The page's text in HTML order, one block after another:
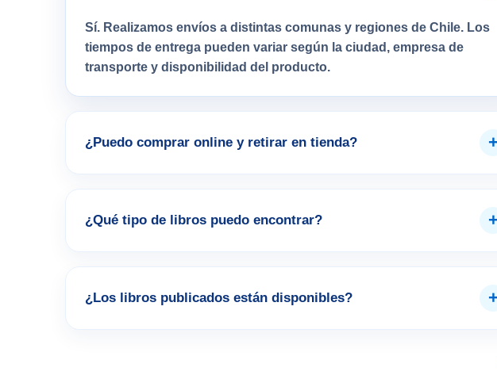
Sí. Realizamos envíos a distintas comunas y regiones de Chile. Los
tiempos de entrega pueden variar según la ciudad, empresa de
transporte y disponibilidad del producto.
¿Puedo comprar online y retirar en tienda? +
¿Qué tipo de libros puedo encontrar? +
¿Los libros publicados están disponibles? +